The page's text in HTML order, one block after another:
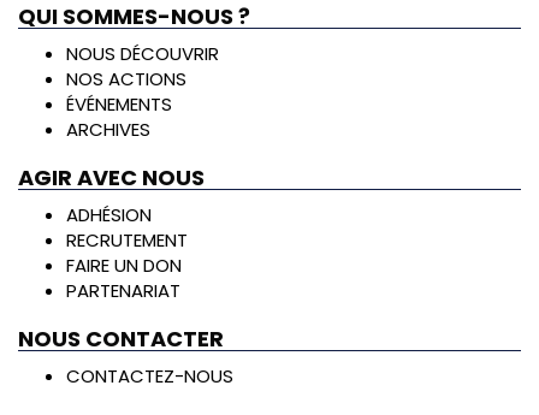
QUI SOMMES-NOUS ?
NOUS DÉCOUVRIR
NOS ACTIONS
ÉVÉNEMENTS
ARCHIVES
AGIR AVEC NOUS
ADHÉSION
RECRUTEMENT
FAIRE UN DON
PARTENARIAT
NOUS CONTACTER
CONTACTEZ-NOUS